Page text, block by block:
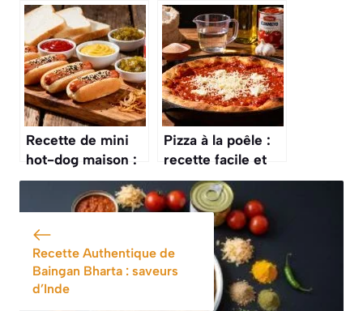
recette facile et
savoureuse
Champignons :
recette
Traditionnelle de
Grand-Mère
Recette de mini
hot-dog maison :
le délice à
déguster
Pizza à la poêle :
recette facile et
rapide
Recette Authentique de
Baingan Bharta : saveurs
d’Inde